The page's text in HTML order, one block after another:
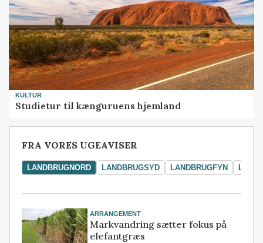
KULTUR
Studietur til kænguruens hjemland
FRA VORES UGEAVISER
LANDBRUGNORD LANDBRUGSYD LANDBRUGFYN
ARRANGEMENT
Markvandring sætter fokus på
elefantgræs